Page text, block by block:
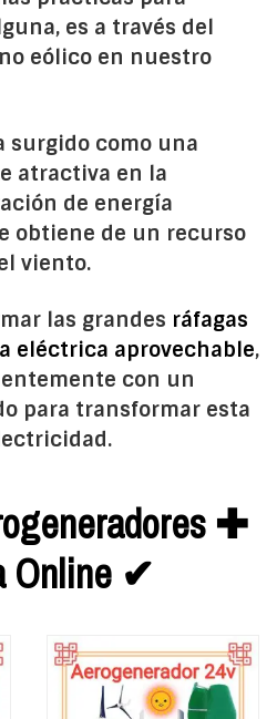
es a través del
eólico en nuestro
surgido como una
atractiva en la
de energía
obtiene de un recurso
viento.
las grandes ráfagas
eléctrica aprovechable,
con un
para transformar esta
✚
Online ✔